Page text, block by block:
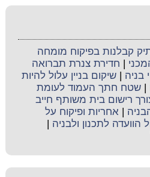
קבלנות בפיקוח מומחה
חדירת צנרת תברואה
בניה |שיקום בניין עלול להיות
|שטח חתך העמוד לעומת
רישום בית משותף חייב
|אחריות ופיקוח על
הוועדה לתכנון ולבניה